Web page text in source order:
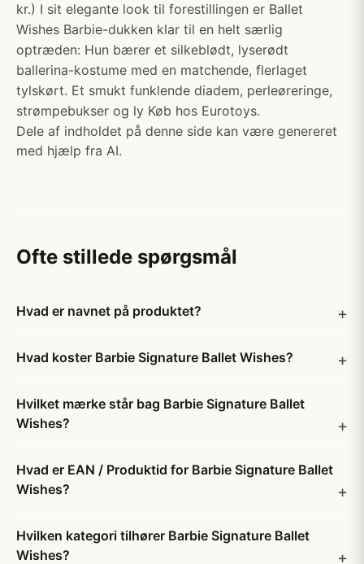
kr.) I sit elegante look til forestillingen er Ballet
Wishes Barbie-dukken klar til en helt særlig
optræden: Hun bærer et silkeblødt, lyserødt
ballerina-kostume med en matchende, flerlaget
tylskørt. Et smukt funklende diadem, perleøreringe,
strømpebukser og ly Køb hos Eurotoys.
Dele af indholdet på denne side kan være genereret
med hjælp fra AI.
Ofte stillede spørgsmål
Hvad er navnet på produktet?
Hvad koster Barbie Signature Ballet Wishes?
Hvilket mærke står bag Barbie Signature Ballet
Wishes?
Hvad er EAN / Produktid for Barbie Signature Ballet
Wishes?
Hvilken kategori tilhører Barbie Signature Ballet
Wishes?